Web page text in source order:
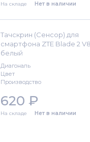
На складе Нет в наличии
Тачскрин (Сенсор) для
смартфона ZTE Blade 2
белый
Диагональ
Цвет
Производство
620 ₽
На складе Нет в наличии